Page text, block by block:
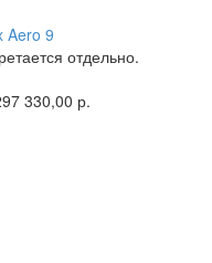
Aero 9
отдельно.
330,00 р.